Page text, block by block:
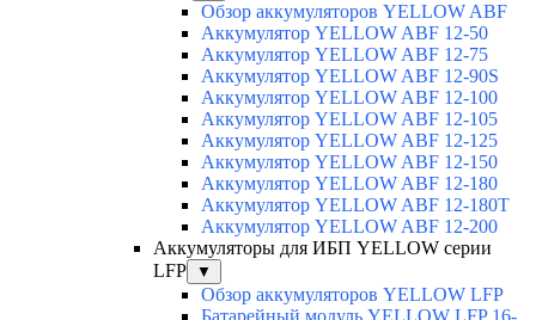
Обзор аккумуляторов YELLOW ABF
Аккумулятор YELLOW ABF 12-50
Аккумулятор YELLOW ABF 12-75
Аккумулятор YELLOW ABF 12-90S
Аккумулятор YELLOW ABF 12-100
Аккумулятор YELLOW ABF 12-105
Аккумулятор YELLOW ABF 12-125
Аккумулятор YELLOW ABF 12-150
Аккумулятор YELLOW ABF 12-180
Аккумулятор YELLOW ABF 12-180Т
Аккумулятор YELLOW ABF 12-200
Аккумуляторы для ИБП YELLOW серии
LFP
▼
Обзор аккумуляторов YELLOW LFP